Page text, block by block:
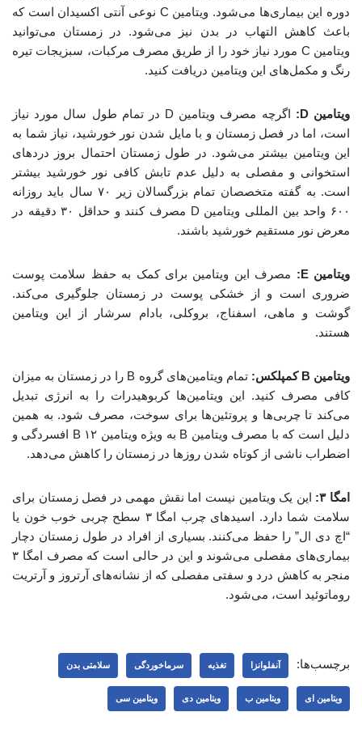
دوره این بیماری‌ها می‌شود. ویتامین C نوعی آنتی اکسیدان است که
باعث کاهش التهاب در بدن نیز می‌شود. در زمستان می‌توانید
ویتامین C مورد نیاز خود را از طریق مصرف مرکبات، سبزیجات تیره
رنگ و مکمل‌های این ویتامین دریافت کنید.
ویتامین D:
اگرچه مصرف ویتامین D در تمام طول سال مورد نیاز
است، اما در فصل زمستان و با مایل شدن نور خورشید، نیاز شما به
این ویتامین بیشتر می‌شود. در طول زمستان احتمال بروز دردهای
استخوانی و مفصلی به دلیل عدم تابش کافی نور خورشید بیشتر
است. به گفته متخصصان تمام بزرگسالان زیر ۷۰ سال باید روزانه
۶۰۰ واحد بین المللی ویتامین D مصرف کنند و حداقل ۳۰ دقیقه در
معرض نور مستقیم خورشید باشند.
ویتامین E:
مصرف این ویتامین برای کمک به حفظ سلامت پوست
ضروری است و از خشکی پوست در زمستان جلوگیری می‌کند.
گوشت و ماهی، اسفناج، بروکلی، بادام سرشار از این ویتامین
هستند.
ویتامین B کمپلکس:
تمام ویتامین‌های گروه B را در زمستان به میزان
کافی مصرف کنید. این ویتامین‌ها کربوهیدرات را به انرژی تبدیل
می‌کند تا چربی‌ها و پروتئین‌ها برای سوخت، مصرف شود. به همین
دلیل است که با مصرف ویتامین B به ویژه ویتامین B ۱۲ افسردگی و
اضطراب ناشی از کوتاه شدن روزها در زمستان را کاهش می‌دهد.
امگا ۳:
این یک ویتامین نیست اما نقش مهمی در فصل زمستان برای
سلامت شما دارد. اسیدهای چرب امگا ۳ سطح چربی خوب خون یا
“اچ دی ال” را حفظ می‌کنند. بسیاری از افراد در طول زمستان دچار
بیماری‌های مفصلی می‌شوند و این در حالی است که مصرف امگا ۳
منجر به کاهش درد و سفتی مفصلی که از نشانه‌های آرتروز و آرتریت
روماتوئید است، می‌شود.
برچسب‌ها: آنفلوانزا تغذیه سرماخوردگی سلامتی بدن
ویتامین ای ویتامین ب ویتامین دی ویتامین سی